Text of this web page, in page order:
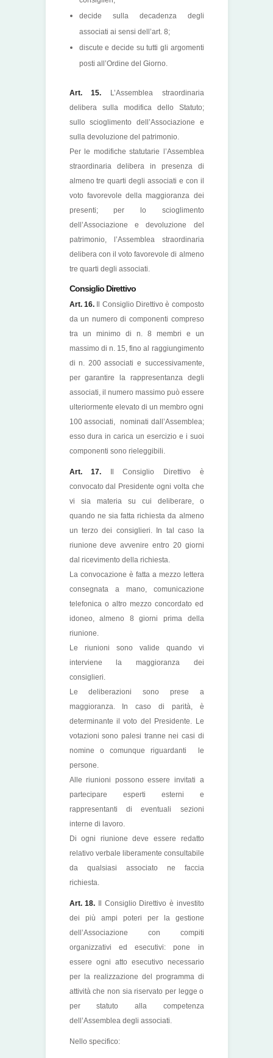
decide sulla decadenza degli
associati ai sensi dell’art. 8;
discute e decide su tutti gli argomenti
posti all’Ordine del Giorno.
Art. 15.
L’Assemblea straordinaria
delibera sulla modifica dello Statuto;
sullo scioglimento dell’Associazione e
sulla devoluzione del patrimonio.
Per le modifiche statutarie l’Assemblea
straordinaria delibera in presenza di
almeno tre quarti degli associati e con il
voto favorevole della maggioranza dei
presenti; per lo scioglimento
dell’Associazione e devoluzione del
patrimonio, l’Assemblea straordinaria
delibera con il voto favorevole di almeno
tre quarti degli associati.
Consiglio Direttivo
Art. 16.
Il Consiglio Direttivo è composto
da un numero di componenti compreso
tra un minimo di n. 8 membri e un
massimo di n. 15, fino al raggiungimento
di n. 200 associati e successivamente,
per garantire la rappresentanza degli
associati, il numero massimo può essere
ulteriormente elevato di un membro ogni
100 associati, nominati dall’Assemblea;
esso dura in carica un esercizio e i suoi
componenti sono rieleggibili.
Art. 17.
Il Consiglio Direttivo è
convocato dal Presidente ogni volta che
vi sia materia su cui deliberare, o
quando ne sia fatta richiesta da almeno
un terzo dei consiglieri. In tal caso la
riunione deve avvenire entro 20 giorni
dal ricevimento della richiesta.
La convocazione è fatta a mezzo lettera
consegnata a mano, comunicazione
telefonica o altro mezzo concordato ed
idoneo, almeno 8 giorni prima della
riunione.
Le riunioni sono valide quando vi
interviene la maggioranza dei
consiglieri.
Le deliberazioni sono prese a
maggioranza. In caso di parità, è
determinante il voto del Presidente. Le
votazioni sono palesi tranne nei casi di
nomine o comunque riguardanti le
persone.
Alle riunioni possono essere invitati a
partecipare esperti esterni e
rappresentanti di eventuali sezioni
interne di lavoro.
Di ogni riunione deve essere redatto
relativo verbale liberamente consultabile
da qualsiasi associato ne faccia
richiesta.
Art. 18.
Il Consiglio Direttivo è investito
dei più ampi poteri per la gestione
dell’Associazione con compiti
organizzativi ed esecutivi: pone in
essere ogni atto esecutivo necessario
per la realizzazione del programma di
attività che non sia riservato per legge o
per statuto alla competenza
dell’Assemblea degli associati.
Nello specifico: